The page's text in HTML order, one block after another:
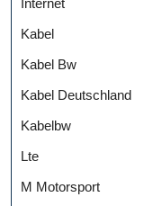
Internet
Kabel
Kabel Bw
Kabel Deutschland
Kabelbw
Lte
M Motorsport